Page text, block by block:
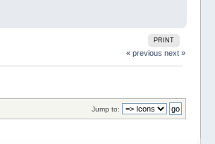
PRINT
« previous next »
Jump to: